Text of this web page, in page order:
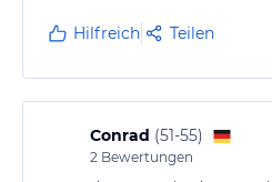
Hilfreich Teilen
Conrad (51-55)
2 Bewertungen